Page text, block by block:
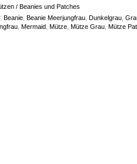
/ Beanies und Patches
Beanie, Beanie Meerjungfrau, Dunkelgrau,
, Mermaid, Mütze, Mütze Grau, Mütze